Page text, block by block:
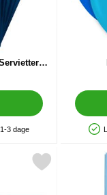
På lager
1-3 dage
Lyseblå som